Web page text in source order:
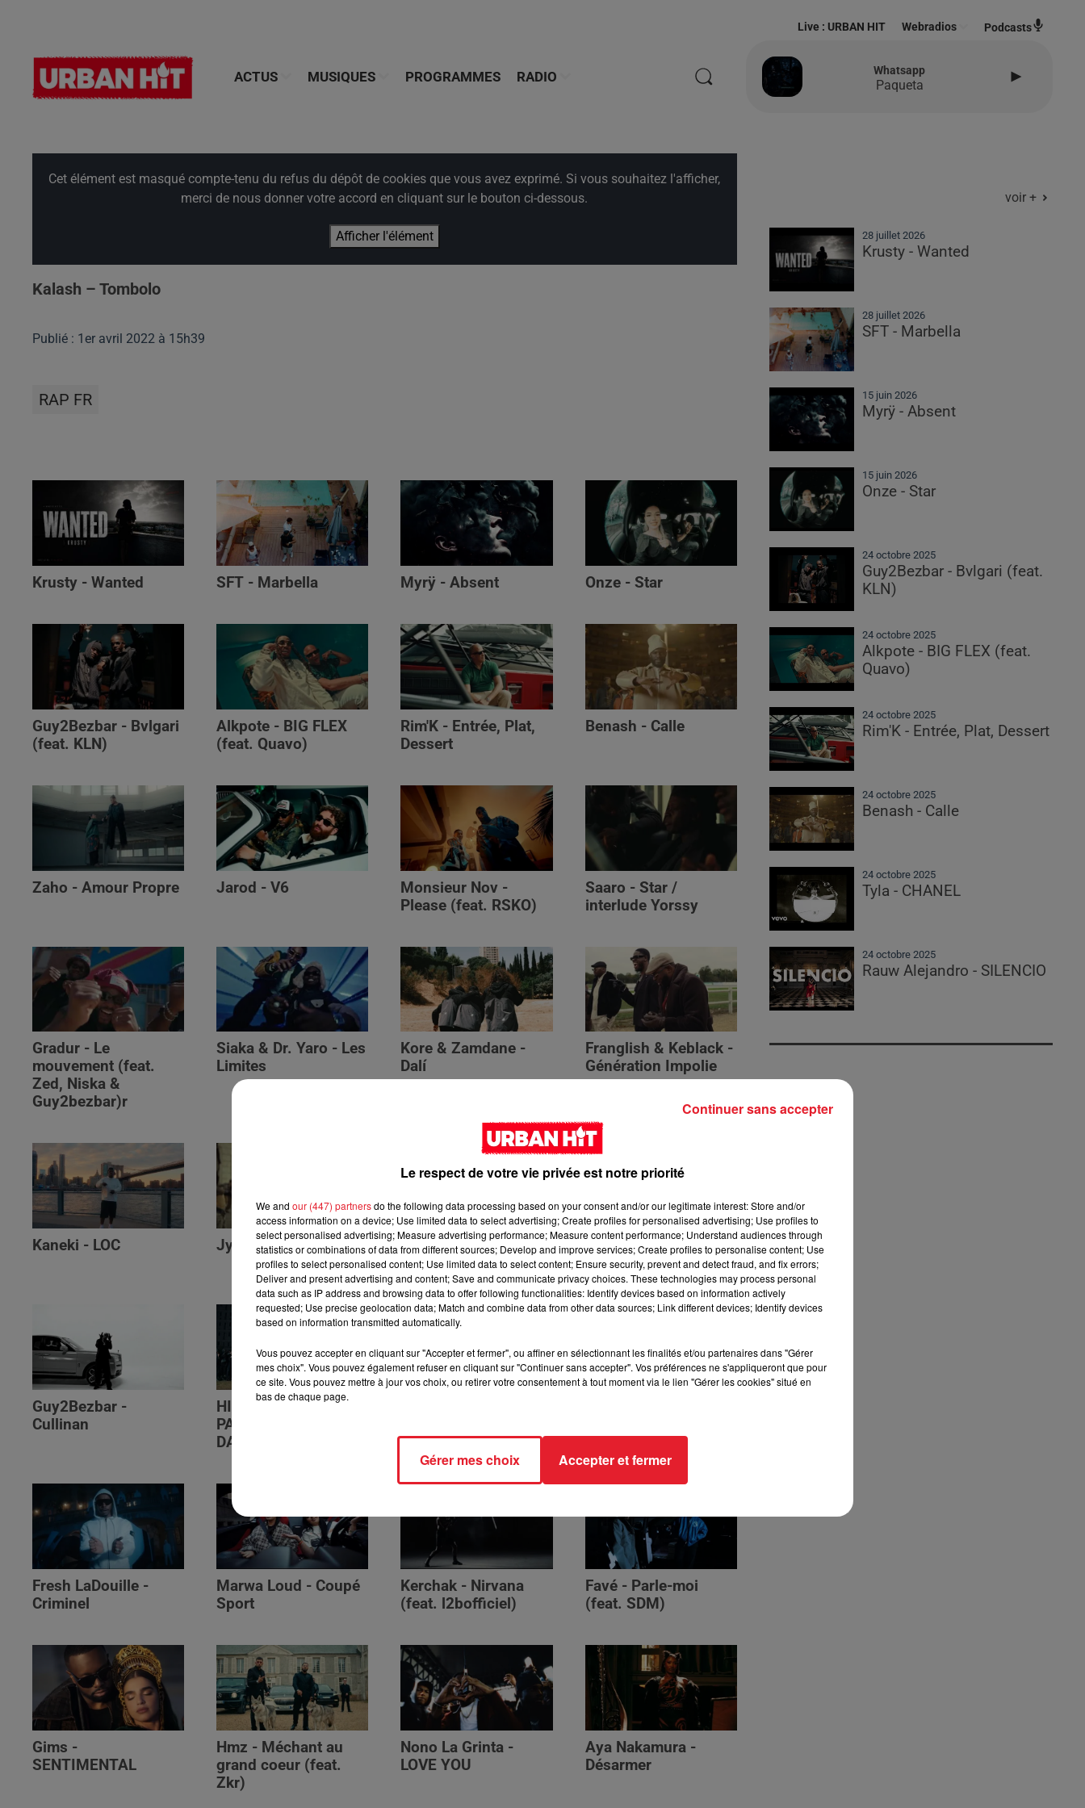
ACTUS MUSIQUES PROGRAMMES RADIO
Live : URBAN HIT Webradios Podcasts
Whatsapp
Paqueta
Cet élément est masqué compte-tenu du refus du dépôt de cookies que vous avez exprimé. Si vous souhaitez l'afficher,
merci de nous donner votre accord en cliquant sur le bouton ci-dessous.
Afficher l'élément
Kalash – Tombolo
Publié : 1er avril 2022 à 15h39
RAP FR
Krusty - Wanted SFT - Marbella Myrÿ - Absent Onze - Star
Guy2Bezbar - Bvlgari
(feat. KLN)
Alkpote - BIG FLEX
(feat. Quavo)
Rim'K - Entrée, Plat,
Dessert
Benash - Calle
Zaho - Amour Propre Jarod - V6
Monsieur Nov‬ -
Please (feat. RSKO)
Saaro - Star /
interlude Yorssy
Gradur - Le
mouvement (feat.
Zed, Niska &
Guy2bezbar)r
Siaka & Dr. Yaro - Les
Limites
Kore & Zamdane -
Dalí
Franglish & Keblack -
Génération Impolie
Kaneki - LOC Jyeuhair - AH BON Zed - Loyal
Guy2Bezbar - Big
mama
Guy2Bezbar -
Cullinan
HIMRA, NINHO, NO
PAIN NO GAIN -
DANS LE DOS
Gradur & Dadi)
Fresh LaDouille -
Criminel
Marwa Loud - Coupé
Sport
Kerchak - Nirvana
(feat. ‪l2bofficiel‬)
Favé - Parle-moi
(feat. SDM)
Gims -
SENTIMENTAL
Hmz - Méchant au
grand coeur (feat.
Zkr)
Nono La Grinta -
LOVE YOU
Aya Nakamura -
Désarmer
voir +
28 juillet 2026
Krusty - Wanted
28 juillet 2026
SFT - Marbella
15 juin 2026
Myrÿ - Absent
15 juin 2026
Onze - Star
24 octobre 2025
Guy2Bezbar - Bvlgari (feat.
KLN)
24 octobre 2025
Alkpote - BIG FLEX (feat.
Quavo)
24 octobre 2025
Rim'K - Entrée, Plat, Dessert
24 octobre 2025
Benash - Calle
24 octobre 2025
Tyla - CHANEL
24 octobre 2025
Rauw Alejandro - SILENCIO
Le respect de votre vie privée est notre priorité
We and our (447) partnersdo the following data processing based on your consent and/or our legitimate interest: Store and/or
access information on a device; Use limited data to select advertising; Create profiles for personalised advertising; Use profiles to
select personalised advertising; Measure advertising performance; Measure content performance; Understand audiences through
statistics or combinations of data from different sources; Develop and improve services; Create profiles to personalise content; Use
profiles to select personalised content; Use limited data to select content; Ensure security, prevent and detect fraud, and fix errors;
Deliver and present advertising and content; Save and communicate privacy choices. These technologies may process personal
data such as IP address and browsing data to offer following functionalities: Identify devices based on information actively
requested; Use precise geolocation data; Match and combine data from other data sources; Link different devices; Identify devices
based on information transmitted automatically.
Vous pouvez accepter en cliquant sur "Accepter et fermer", ou affiner en sélectionnant les finalités et/ou partenaires dans "Gérer
mes choix". Vous pouvez également refuser en cliquant sur "Continuer sans accepter". Vos préférences ne s'appliqueront que pour
ce site. Vous pouvez mettre à jour vos choix, ou retirer votre consentement à tout moment via le lien "Gérer les cookies" situé en
bas de chaque page.
Gérer mes choix Accepter et fermer
Continuer sans accepter